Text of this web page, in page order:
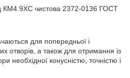
КМ4 9ХС чистова 2372-0136 ГОСТ
для попередньої і
отворів, а також для отримання із
необхідної конусністю, точністю і